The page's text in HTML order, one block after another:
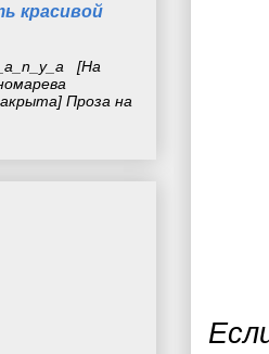
красивой
[На
Проза на